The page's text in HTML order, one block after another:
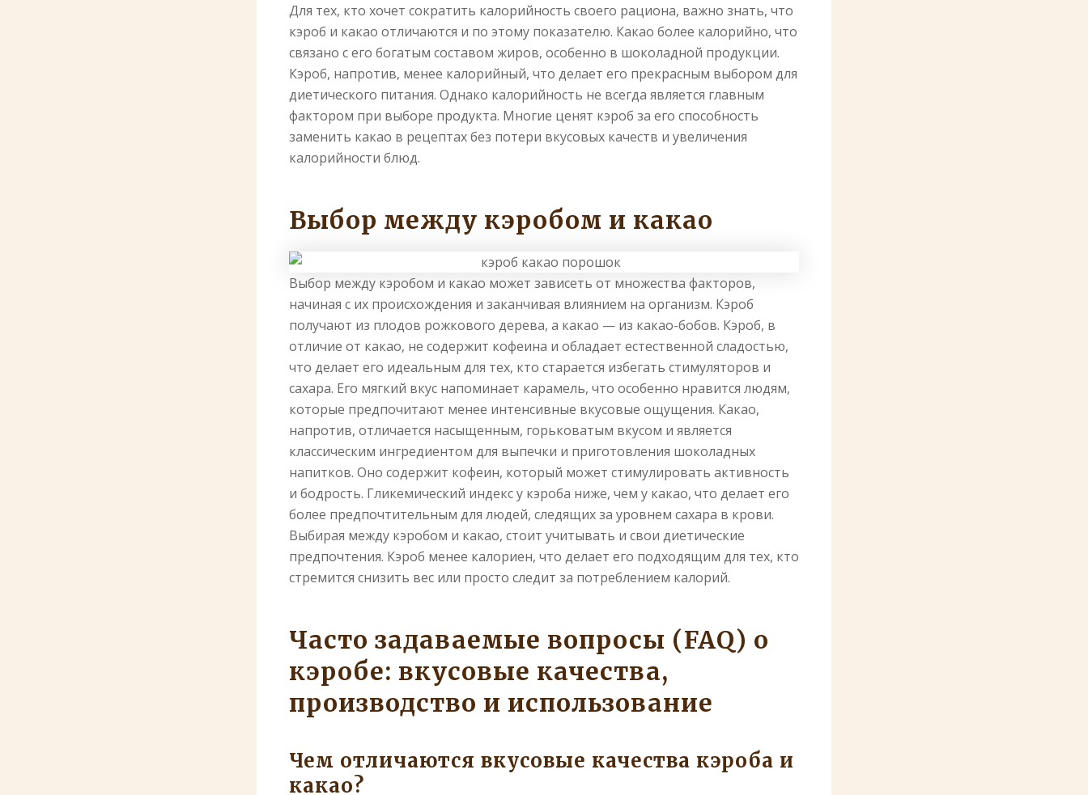
Для тех, кто хочет сократить калорийность своего рациона, важно знать, что
кэроб и какао отличаются и по этому показателю. Какао более калорийно, что
связано с его богатым составом жиров, особенно в шоколадной продукции.
Кэроб, напротив, менее калорийный, что делает его прекрасным выбором для
диетического питания. Однако калорийность не всегда является главным
фактором при выборе продукта. Многие ценят кэроб за его способность
заменить какао в рецептах без потери вкусовых качеств и увеличения
калорийности блюд.
Выбор между кэробом и какао
Выбор между кэробом и какао может зависеть от множества факторов,
начиная с их происхождения и заканчивая влиянием на организм. Кэроб
получают из плодов рожкового дерева, а какао — из какао-бобов. Кэроб, в
отличие от какао, не содержит кофеина и обладает естественной сладостью,
что делает его идеальным для тех, кто старается избегать стимуляторов и
сахара. Его мягкий вкус напоминает карамель, что особенно нравится людям,
которые предпочитают менее интенсивные вкусовые ощущения. Какао,
напротив, отличается насыщенным, горьковатым вкусом и является
классическим ингредиентом для выпечки и приготовления шоколадных
напитков. Оно содержит кофеин, который может стимулировать активность
и бодрость. Гликемический индекс у кэроба ниже, чем у какао, что делает его
более предпочтительным для людей, следящих за уровнем сахара в крови.
Выбирая между кэробом и какао, стоит учитывать и свои диетические
предпочтения. Кэроб менее калориен, что делает его подходящим для тех, кто
стремится снизить вес или просто следит за потреблением калорий.
Часто задаваемые вопросы (FAQ) о
кэробе: вкусовые качества,
производство и использование
Чем отличаются вкусовые качества кэроба и
какао?